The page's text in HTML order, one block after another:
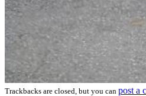
Trackbacks are closed, but you can post a